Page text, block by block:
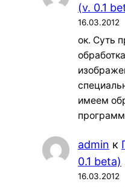
(v. 0.1
16.03.2012
ок. Суть
имеем
admin к
0.1 beta)
16.03.2012